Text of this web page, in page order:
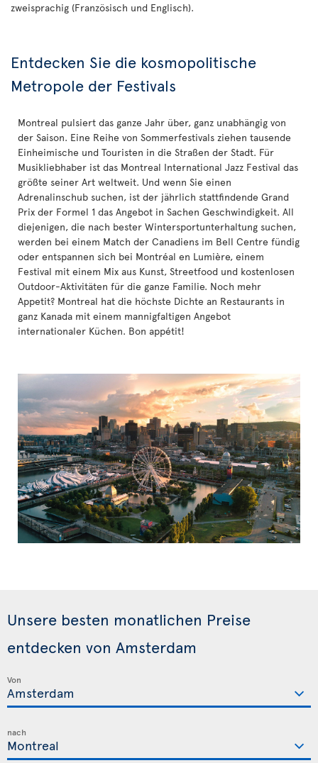
zweisprachig (Französisch und Englisch).
Entdecken Sie die kosmopolitische
Metropole der Festivals
Montreal pulsiert das ganze Jahr über, ganz unabhängig von
der Saison. Eine Reihe von Sommerfestivals ziehen tausende
Einheimische und Touristen in die Straßen der Stadt. Für
Musikliebhaber ist das Montreal International Jazz Festival das
größte seiner Art weltweit. Und wenn Sie einen
Adrenalinschub suchen, ist der jährlich stattfindende Grand
Prix der Formel 1 das Angebot in Sachen Geschwindigkeit. All
diejenigen, die nach bester Wintersportunterhaltung suchen,
werden bei einem Match der Canadiens im Bell Centre fündig
oder entspannen sich bei Montréal en Lumière, einem
Festival mit einem Mix aus Kunst, Streetfood und kostenlosen
Outdoor-Aktivitäten für die ganze Familie. Noch mehr
Appetit? Montreal hat die höchste Dichte an Restaurants in
ganz Kanada mit einem mannigfaltigen Angebot
internationaler Küchen. Bon appétit!
Unsere besten monatlichen Preise
entdecken von Amsterdam
Von
nach